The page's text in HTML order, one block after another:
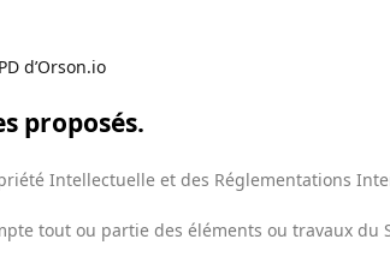
d’Orson.io
proposés.
Intellectuelle et des Réglementations
tout ou partie des éléments ou travaux du